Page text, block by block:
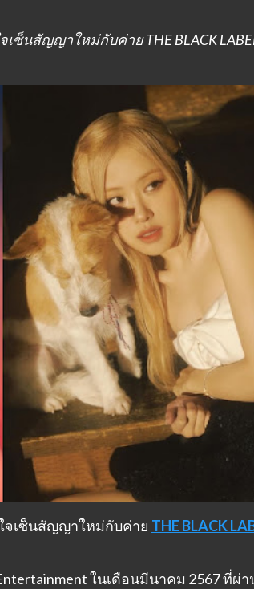
ซ็นสัญญาใหม่กับค่าย THE BLACK
จเซ็นสัญญาใหม่กับค่าย THE BLACK
ในเดือนมีนาคม 2567 ที่ผ่า